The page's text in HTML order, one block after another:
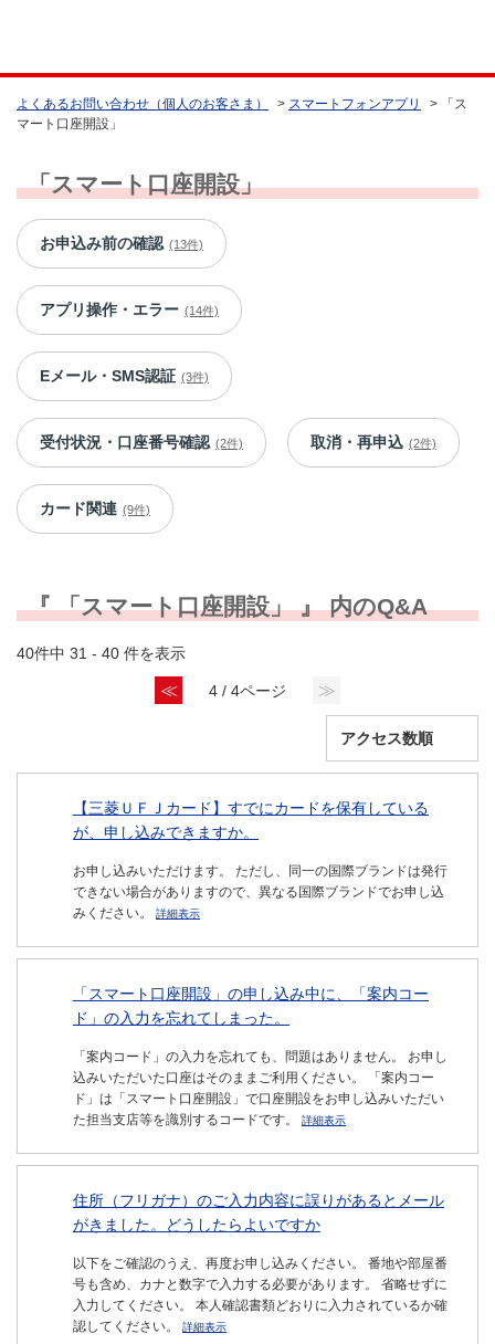
よくあるお問い合わせ（個人のお客さま） > スマートフォンアプリ >
「ス
マート口座開設」
「スマート口座開設」
お申込み前の確認 (13件)
アプリ操作・エラー (14件)
Eメール・SMS認証 (3件)
受付状況・口座番号確認 (2件) 取消・再申込 (2件)
カード関連 (9件)
『 「スマート口座開設」 』 内のQ&A
40件中 31 - 40 件を表示
≪ 4 / 4ページ ≫
【三菱ＵＦＪカード】すでにカードを保有している
が、申し込みできますか。
お申し込みいただけます。 ただし、同一の国際ブランドは発行
できない場合がありますので、異なる国際ブランドでお申し込
みください。
詳細表示
「スマート口座開設」の申し込み中に、「案内コー
ド」の入力を忘れてしまった。
「案内コード」の入力を忘れても、問題はありません。 お申し
込みいただいた口座はそのままご利用ください。 「案内コー
ド」は「スマート口座開設」で口座開設をお申し込みいただい
た担当支店等を識別するコードです。
詳細表示
住所（フリガナ）のご入力内容に誤りがあるとメール
がきました。どうしたらよいですか
以下をご確認のうえ、再度お申し込みください。 番地や部屋番
号も含め、カナと数字で入力する必要があります。 省略せずに
入力してください。 本人確認書類どおりに入力されているか確
認してください。
詳細表示